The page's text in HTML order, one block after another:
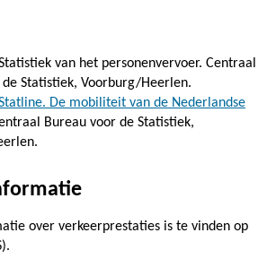
van het personenvervoer. Centraal
de Statistiek, Voorburg/Heerlen.
De mobiliteit van de Nederlandse
Bureau voor de Statistiek,
over verkeerprestaties is te vinden op